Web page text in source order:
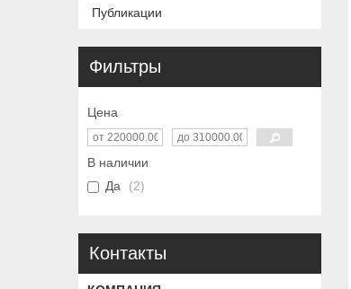
Публикации
Фильтры
Цена
В наличии
Да
2
Контакты